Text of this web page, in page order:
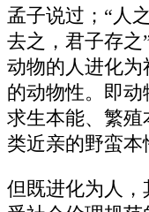
孟子说过；“人
去之，君子存之
动物的人进化
的动物性。即
求生本能、繁殖
类近亲的野蛮本
但既进化为人，